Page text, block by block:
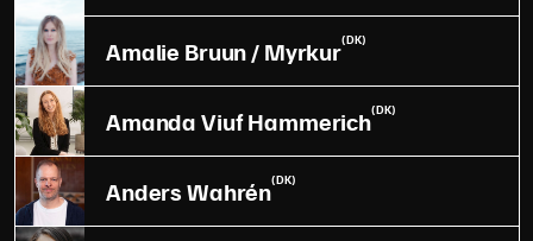
Amalie Bruun / Myrkur(DK)
Amanda Viuf Hammerich(DK)
Anders Wahrén(DK)